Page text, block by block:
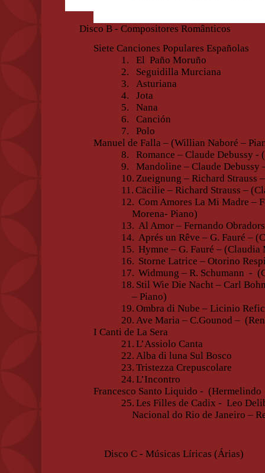
Disco B - Compositores Românticos
Siete Canciones Populares Españolas
1.
El Paño Moruño
2.
Seguidilla Murciana
3.
Asturiana
4.
Jota
5.
Nana
6.
Canción
7.
Polo
Manuel de Falla – (Willian Naboré –
8.
Romance – Claude Debussy -
9.
Mandoline – Claude Debussy
10. Zueignung – Richard Strauss
11. Cäcilie – Richard Strauss –
12. Com Amores La Mi Madre –
Morena- Piano)
13. Al Amor – Fernando
14. Aprés un Rêve – G. Fauré –
15. Hymne – G. Fauré – (Claudia
16. Storne Latrice – Otorino
17. Widmung – R. Schumann -
18. Stil Wie Die Nacht – Carl
– Piano)
19. Ombra di Nube – Licinio
20. Ave Maria – C.Gounod –
I Canti de La Sera
21. L’Assiolo Canta
22. Alba di luna Sul Bosco
23. Tristezza Crepuscolare
24. L’Incontro
Francesco Santo Liquido - (Hermelindo
25. Les Filles de Cadix - Leo
Nacional do Rio de Janeiro –
Disco C - Músicas Líricas (Árias)